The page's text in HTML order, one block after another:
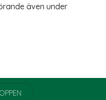
även under